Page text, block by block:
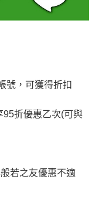
號，可獲得折扣
95折優惠乙次(可與
若之友優惠不適